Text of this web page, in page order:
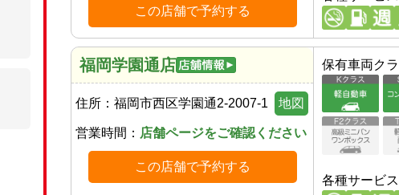
この店舗で予約する
福岡学園通店
住所： 福岡市西区学園通2-2007-1 地図
営業時間： 店舗ページをご確認ください
この店舗で予約する
保有車両ク
各種サービス